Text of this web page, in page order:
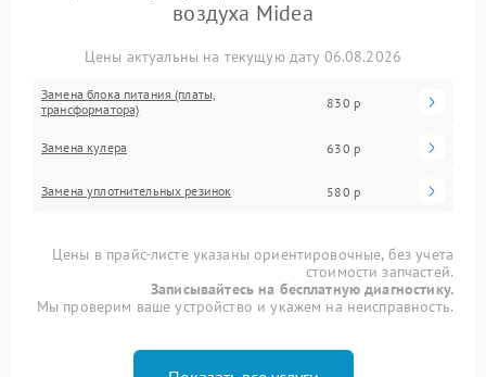
воздуха Midea
Цены актуальны на текущую дату 06.08.2026
Замена блока питания (платы,
трансформатора)
830 р
Замена кулера 630 р
Замена уплотнительных резинок 580 р
Цены в прайс-листе указаны ориентировочные, без учета
стоимости запчастей.
Записывайтесь на бесплатную диагностику.
Мы проверим ваше устройство и укажем на неисправность.